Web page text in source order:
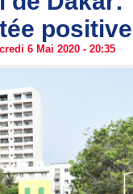
positive
6 Mai 2020 - 20:35